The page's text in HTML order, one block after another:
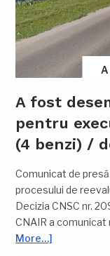
A fost
pentru
(4 benzi) /
Comunicat de presă
procesului de
Decizia CNSC nr.
CNAIR a
More…]